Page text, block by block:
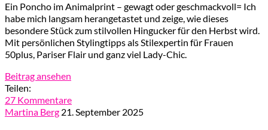
Ein Poncho im Animalprint – gewagt oder geschmackvoll= Ich
habe mich langsam herangetastet und zeige, wie dieses
besondere Stück zum stilvollen Hingucker für den Herbst wird.
Mit persönlichen Stylingtipps als Stilexpertin für Frauen
50plus, Pariser Flair und ganz viel Lady-Chic.
Beitrag ansehen
Teilen:
27 Kommentare
Martina Berg 21. September 2025